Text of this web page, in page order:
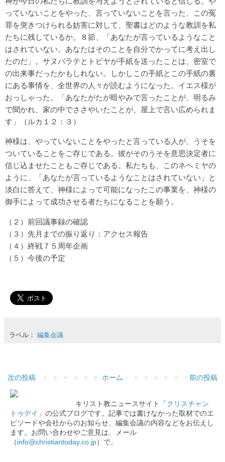
っていないことをやった、言っていないことを言った、この冤
罪を突きつけられる妨害に対して、聖書はどのような教訓を私
たちに残しているか。８節、「あなたが言っているようなこと
はされていない。あなたはそのことを自分でかってに考え出し
たのだ」。サヌバラテとトビヤが手紙を送ったことは、密室で
の出来事だったかもしれない。しかしこの手紙とこの手紙の裏
にある事情を、全世界の人々が読むようになった。イエス様が
おっしゃった。「あなたがたが暗やみで言ったことが、明るみ
で聞かれ、家の中でささやいたことが、屋上で言い広められま
す」（ルカ１２：３）
神様は、やっていないことをやったと言っている人が、うそを
ついていることをご存じである。彼がそのうそを意思決定者に
信じ込ませたこともご存じである。私たちも、このネヘミヤの
ように、「あなたが言っているようなことはされていない」と
淡白に答えて、神様によって可能になったこの事業を、神様の
御手によって成功させる者たちになることを願う。
（２）前回議事録の確認
（３）先月までの振り返り：アクセス報告
（４）終戦７５周年企画
（５）今後の予定
ラベル： 編集会議
次の投稿 前の投稿
ホーム
キリスト教ニュースサイト「クリスチャン
トゥデイ 」の公式ブログです。記事では書けなかった取材でのエ
ピソードや会社からのお知らせ、編集会議の内容などをお伝えし
ます。お問い合わせやご意見は、メール
（info@christiantoday.co.jp）で。